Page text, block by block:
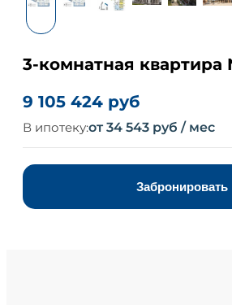
3-комнатная квартира
9 105 424 руб
В ипотеку:от 34 543 руб / мес
Забронировать